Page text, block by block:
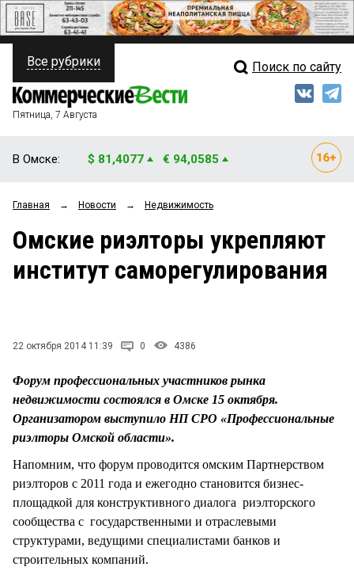
ПОЛИТИКА
ФИНАНСЫ
ОБЩЕСТВО
ЗАКОН
НОВОСТИ КОМПАНИЙ
СТИЛЬ ЖИЗНИ
Свежий выпуск
Мнения
Рейтинги
Блоги
Все рубрики Поиск по сайту
Пятница, 7 Августа
В Омске: $ 81,4077 € 94,0585
Главная → Новости → Недвижимость
Омские риэлторы укрепляют
институт саморегулирования
22 октября 2014 11:39 0 4386
Форум профессиональных участников рынка
недвижимости состоялся в Омске 15 октября.
Организатором выступило НП СРО «Профессиональные
риэлторы Омской области».
Напомним, что форум проводится омским Партнерством
риэлторов с 2011 года и ежегодно становится бизнес-
площадкой для конструктивного диалога риэлторского
сообщества с государственными и отраслевыми
структурами, ведущими специалистами банков и
строительных компаний.